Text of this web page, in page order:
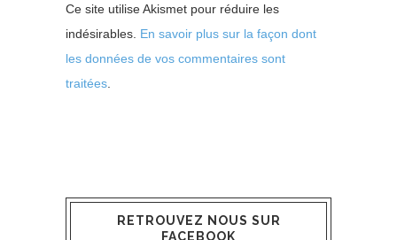
Ce site utilise Akismet pour réduire les
indésirables. En savoir plus sur la façon dont
les données de vos commentaires sont
traitées
RETROUVEZ NOUS SUR
FACEBOOK